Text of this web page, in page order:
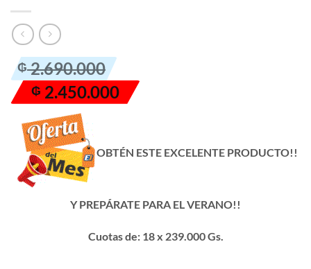
₲2.690.000
El
precio
original
₲ 2.690.000.
₲ 2.450.000
El
precio
actual
₲ 2.450.000.
OBTÉN ESTE EXCELENTE PRODUCTO!!
Y PREPÁRATE PARA EL VERANO!!
Cuotas de: 18 x 239.000 Gs.